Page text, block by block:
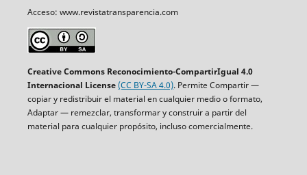
Acceso: www.revistatransparencia.com
Creative Commons Reconocimiento-CompartirIgual 4.0
Internacional License(CC BY-SA 4.0). Permite Compartir —
copiar y redistribuir el material en cualquier medio o formato,
Adaptar — remezclar, transformar y construir a partir del
material para cualquier propósito, incluso comercialmente.